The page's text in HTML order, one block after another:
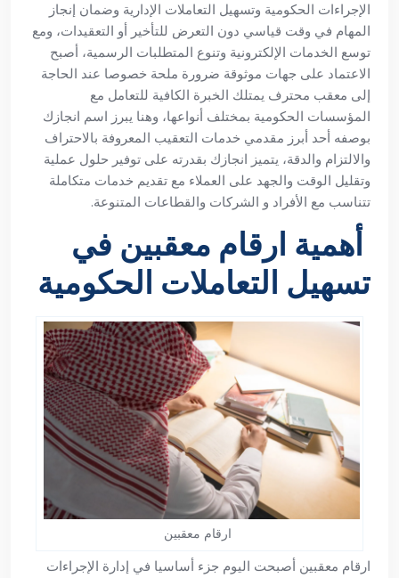
الإجراءات الحكومية وتسهيل التعاملات الإدارية وضمان إنجاز
المهام في وقت قياسي دون التعرض للتأخير أو التعقيدات، ومع
توسع الخدمات الإلكترونية وتنوع المتطلبات الرسمية، أصبح
الاعتماد على جهات موثوقة ضرورة ملحة خصوصا عند الحاجة
إلى معقب محترف يمتلك الخبرة الكافية للتعامل مع
المؤسسات الحكومية بمختلف أنواعها، وهنا يبرز اسم انجازك
بوصفه أحد أبرز مقدمي خدمات التعقيب المعروفة بالاحتراف
والالتزام والدقة، يتميز انجازك بقدرته على توفير حلول عملية
وتقليل الوقت والجهد على العملاء مع تقديم خدمات متكاملة
تتناسب مع الأفراد و الشركات والقطاعات المتنوعة.
أهمية ارقام معقبين في
تسهيل التعاملات الحكومية
ارقام معقبين
ارقام معقبين أصبحت اليوم جزء أساسيا في إدارة الإجراءات